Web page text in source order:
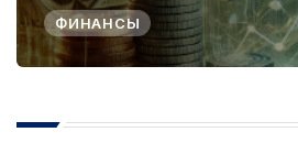
ФИНАНСЫ